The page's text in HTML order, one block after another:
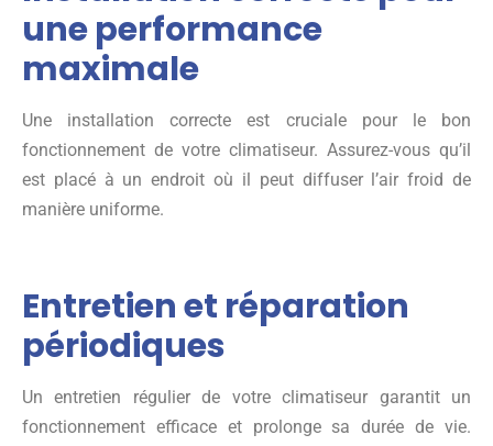
une performance
maximale
Une installation correcte est cruciale pour le bon
fonctionnement de votre climatiseur. Assurez-vous qu’il
est placé à un endroit où il peut diffuser l’air froid de
manière uniforme.
Entretien et réparation
périodiques
Un entretien régulier de votre climatiseur garantit un
fonctionnement efficace et prolonge sa durée de vie.